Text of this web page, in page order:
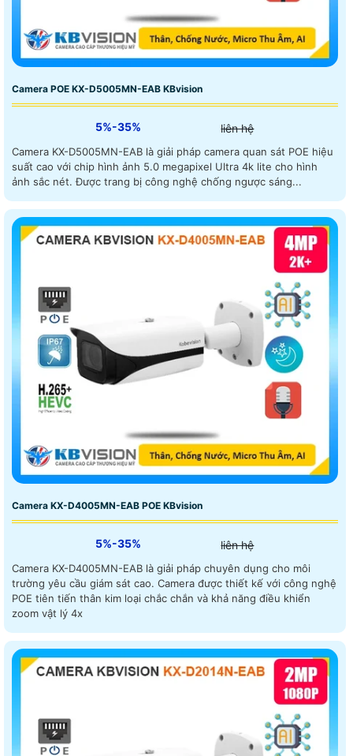
Camera POE KX-D5005MN-EAB KBvision
5%-35% liên hệ
Camera KX-D5005MN-EAB là giải pháp camera quan sát POE hiệu
suất cao với chip hình ảnh 5.0 megapixel Ultra 4k lite cho hình
ảnh sắc nét. Được trang bị công nghệ chống ngược sáng...
Camera KX-D4005MN-EAB POE KBvision
5%-35% liên hệ
Camera KX-D4005MN-EAB là giải pháp chuyên dụng cho môi
trường yêu cầu giám sát cao. Camera được thiết kế với công nghệ
POE tiên tiến thân kim loại chắc chắn và khả năng điều khiển
zoom vật lý 4x